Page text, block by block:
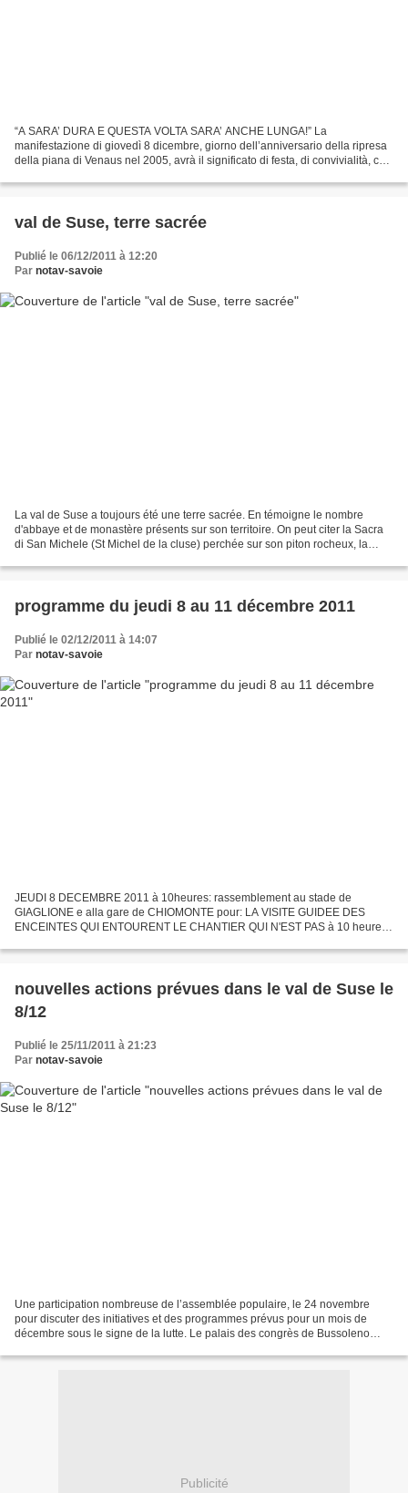
“A SARA’ DURA E QUESTA VOLTA SARA’ ANCHE LUNGA!” La
manifestazione di giovedì 8 dicembre, giorno dell’anniversario della ripresa
della piana di Venaus nel 2005, avrà il significato di festa, di convivialità, con
val de Suse, terre sacrée
Publié le 06/12/2011 à 12:20
Par notav-savoie
La val de Suse a toujours été une terre sacrée. En témoigne le nombre
d'abbaye et de monastère présents sur son territoire. On peut citer la Sacra
di San Michele (St Michel de la cluse) perchée sur son piton rocheux, la
programme du jeudi 8 au 11 décembre 2011
Publié le 02/12/2011 à 14:07
Par notav-savoie
JEUDI 8 DECEMBRE 2011 à 10heures: rassemblement au stade de
GIAGLIONE e alla gare de CHIOMONTE pour: LA VISITE GUIDEE DES
ENCEINTES QUI ENTOURENT LE CHANTIER QUI N'EST PAS à 10 heures:
nouvelles actions prévues dans le val de Suse le
8/12
Publié le 25/11/2011 à 21:23
Par notav-savoie
Une participation nombreuse de l’assemblée populaire, le 24 novembre
pour discuter des initiatives et des programmes prévus pour un mois de
décembre sous le signe de la lutte. Le palais des congrès de Bussoleno
Publicité